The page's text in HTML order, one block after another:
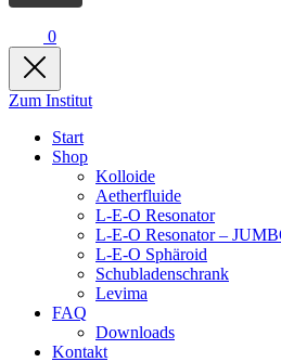
0
Zum Institut
Start
Shop
Kolloide
Aetherfluide
L-E-O Resonator
L-E-O Resonator –
L-E-O Sphäroid
Schubladenschrank
Levima
FAQ
Downloads
Kontakt